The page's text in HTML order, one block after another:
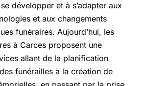
développer et à s’adapter aux
et aux changements
funéraires. Aujourd’hui, les
à Carces proposent une
allant de la planification
funérailles à la création de